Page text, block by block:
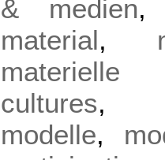
& medien
material,
materielle
cultures
modelle,